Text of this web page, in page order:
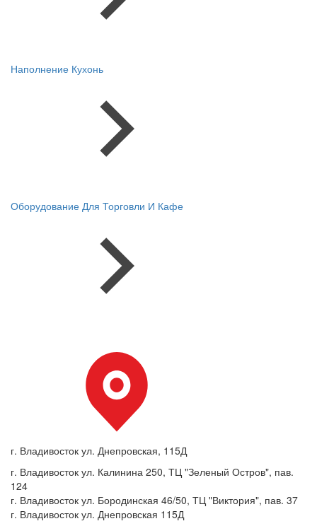
Наполнение Кухонь
Оборудование Для Торговли И Кафе
г. Владивосток ул. Днепровская, 115Д
г. Владивосток ул. Калинина 250, ТЦ "Зеленый Остров", пав.
124
г. Владивосток ул. Бородинская 46/50, ТЦ "Виктория", пав. 37
г. Владивосток ул. Днепровская 115Д